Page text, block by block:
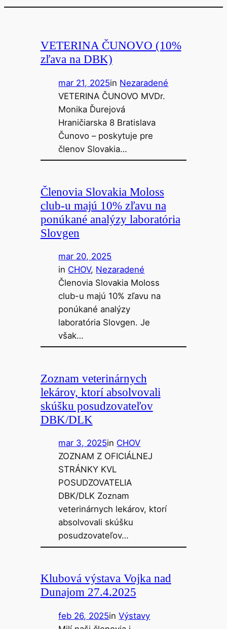
VETERINA ČUNOVO (10%
zľava na DBK)
mar 21, 2025in Nezaradené
VETERINA ČUNOVO MVDr.
Monika Ďurejová
Hraničiarska 8 Bratislava
Čunovo – poskytuje pre
členov Slovakia…
Členovia Slovakia Moloss
club-u majú 10% zľavu na
ponúkané analýzy laboratória
Slovgen
mar 20, 2025
in CHOV, Nezaradené
Členovia Slovakia Moloss
club-u majú 10% zľavu na
ponúkané analýzy
laboratória Slovgen. Je
však…
Zoznam veterinárnych
lekárov, ktorí absolvovali
skúšku posudzovateľov
DBK/DLK
mar 3, 2025in CHOV
ZOZNAM Z OFICIÁLNEJ
STRÁNKY KVL
POSUDZOVATELIA
DBK/DLK Zoznam
veterinárnych lekárov, ktorí
absolvovali skúšku
posudzovateľov…
Klubová výstava Vojka nad
Dunajom 27.4.2025
feb 26, 2025inVýstavy